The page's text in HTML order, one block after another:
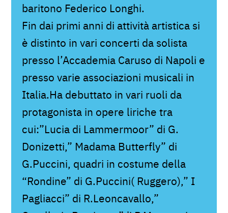
baritono Federico Longhi.
Fin dai primi anni di attività artistica si
è distinto in vari concerti da solista
presso l’Accademia Caruso di Napoli e
presso varie associazioni musicali in
Italia.Ha debuttato in vari ruoli da
protagonista in opere liriche tra
cui:”Lucia di Lammermoor” di G.
Donizetti,” Madama Butterfly” di
G.Puccini, quadri in costume della
“Rondine” di G.Puccini( Ruggero),” I
Pagliacci” di R.Leoncavallo,”